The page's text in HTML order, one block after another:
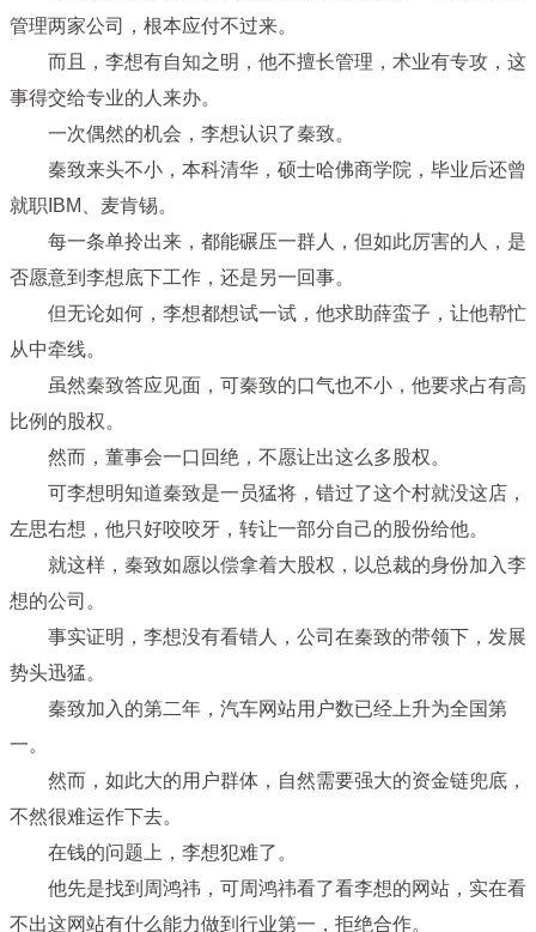
管理两家公司，根本应付不过来。
而且，李想有自知之明，他不擅长管理，术业有专攻，这
事得交给专业的人来办。
一次偶然的机会，李想认识了秦致。
秦致来头不小，本科清华，硕士哈佛商学院，毕业后还曾
就职IBM、麦肯锡。
每一条单拎出来，都能碾压一群人，但如此厉害的人，是
否愿意到李想底下工作，还是另一回事。
但无论如何，李想都想试一试，他求助薛蛮子，让他帮忙
从中牵线。
虽然秦致答应见面，可秦致的口气也不小，他要求占有高
比例的股权。
然而，董事会一口回绝，不愿让出这么多股权。
可李想明知道秦致是一员猛将，错过了这个村就没这店，
左思右想，他只好咬咬牙，转让一部分自己的股份给他。
就这样，秦致如愿以偿拿着大股权，以总裁的身份加入李
想的公司。
事实证明，李想没有看错人，公司在秦致的带领下，发展
势头迅猛。
秦致加入的第二年，汽车网站用户数已经上升为全国第
一。
然而，如此大的用户群体，自然需要强大的资金链兜底，
不然很难运作下去。
在钱的问题上，李想犯难了。
他先是找到周鸿祎，可周鸿祎看了看李想的网站，实在看
不出这网站有什么能力做到行业第一，拒绝合作。